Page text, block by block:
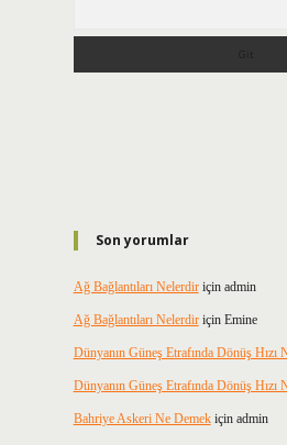
Son yorumlar
Ağ Bağlantıları Nelerdiriçin admin
Ağ Bağlantıları Nelerdiriçin Emine
Dünyanın Güneş Etrafında Dönüş Hızı
Dünyanın Güneş Etrafında Dönüş Hızı
Bahriye Askeri Ne Demekiçin admin